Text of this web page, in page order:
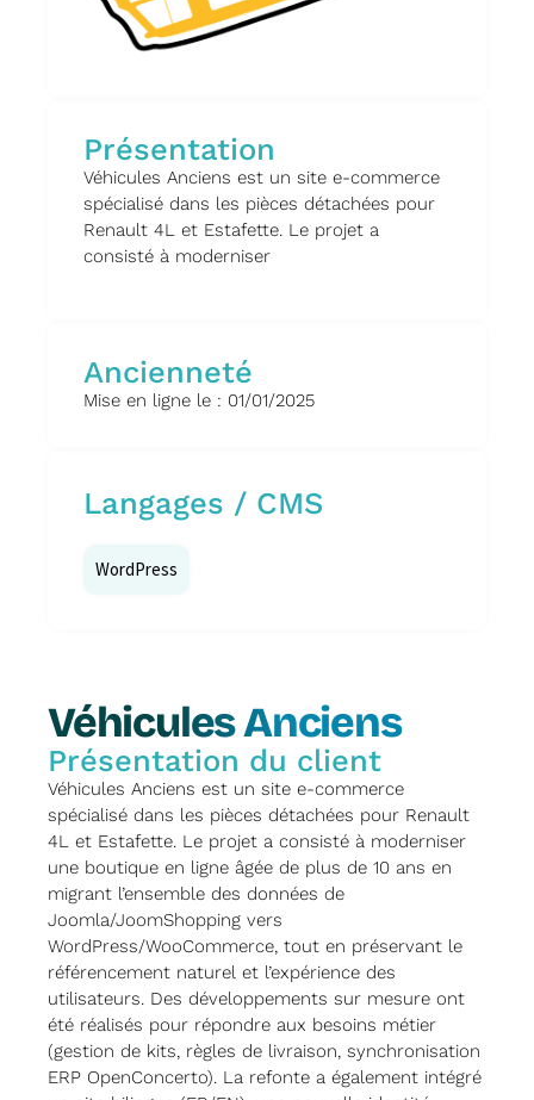
Présentation
Véhicules Anciens est un site e-commerce
spécialisé dans les pièces détachées pour
Renault 4L et Estafette. Le projet a
consisté à moderniser
Ancienneté
Mise en ligne le : 01/01/2025
Langages / CMS
WordPress
Véhicules Anciens
Présentation du client
Véhicules Anciens est un site e-commerce
spécialisé dans les pièces détachées pour Renault
4L et Estafette. Le projet a consisté à moderniser
une boutique en ligne âgée de plus de 10 ans en
migrant l’ensemble des données de
Joomla/JoomShopping vers
WordPress/WooCommerce, tout en préservant le
référencement naturel et l’expérience des
utilisateurs. Des développements sur mesure ont
été réalisés pour répondre aux besoins métier
(gestion de kits, règles de livraison, synchronisation
ERP OpenConcerto). La refonte a également intégré